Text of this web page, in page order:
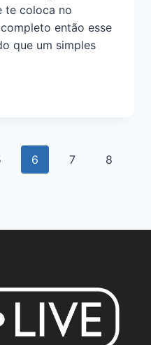
te coloca no
então esse
que um simples
6 7
8